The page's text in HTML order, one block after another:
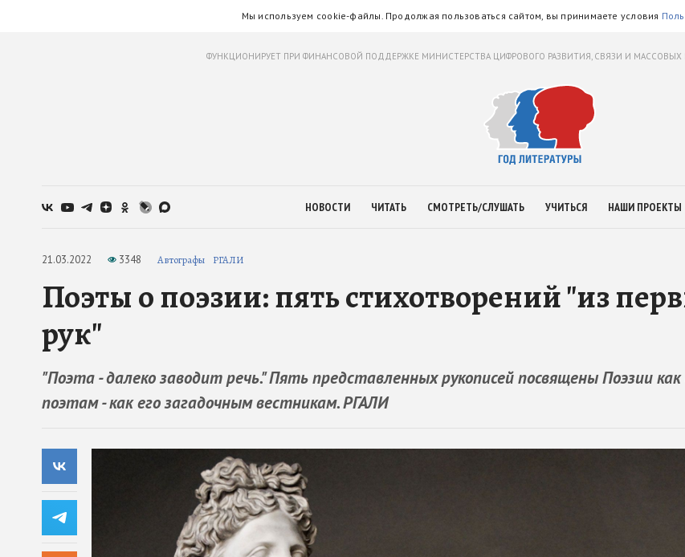
Мы используем cookie-файлы. Продолжая пользоваться сайтом, вы принимаете условия
ФУНКЦИОНИРУЕТ ПРИ ФИНАНСОВОЙ ПОДДЕРЖКЕ МИНИСТЕРСТВА ЦИФРОВОГО РАЗВИТИЯ, СВЯЗИ И
НОВОСТИ ЧИТАТЬ СМОТРЕТЬ/СЛУШАТЬ УЧИТЬСЯ НАШИ ПРОЕКТЫ
21.03.2022 3348 Автографы РГАЛИ
Поэты о поэзии: пять стихотворений "из
рук"
"Поэта - далеко заводит речь." Пять представленных рукописей посвящены Поэзии
поэтам - как его загадочным вестникам. РГАЛИ